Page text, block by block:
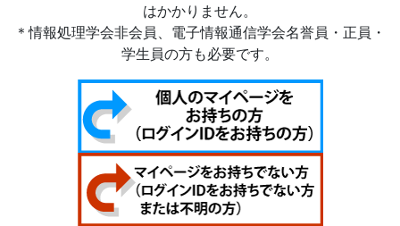
はかかりません。
＊情報処理学会非会員、電子情報通信学会名誉員・正員・
学生員の方も必要です。